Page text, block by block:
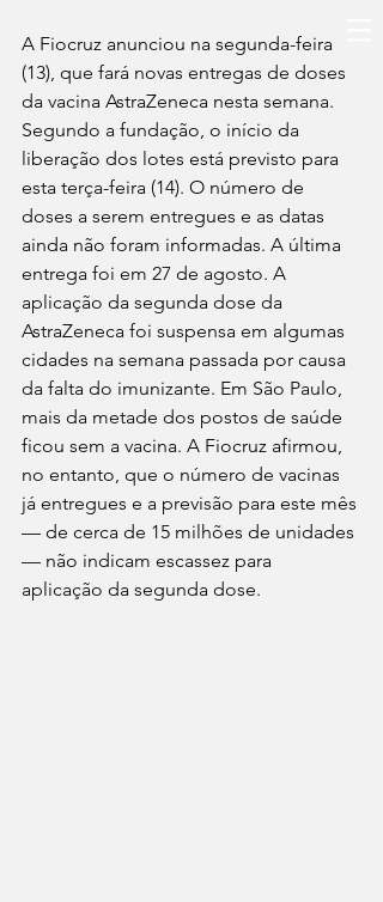
A Fiocruz anunciou na segunda-feira
(13), que fará novas entregas de doses
da vacina AstraZeneca nesta semana.
Segundo a fundação, o início da
liberação dos lotes está previsto para
esta terça-feira (14). O número de
doses a serem entregues e as datas
ainda não foram informadas. A última
entrega foi em 27 de agosto. A
aplicação da segunda dose da
AstraZeneca foi suspensa em algumas
cidades na semana passada por causa
da falta do imunizante. Em São Paulo,
mais da metade dos postos de saúde
ficou sem a vacina. A Fiocruz afirmou,
no entanto, que o número de vacinas
já entregues e a previsão para este mês
— de cerca de 15 milhões de unidades
— não indicam escassez para
aplicação da segunda dose.